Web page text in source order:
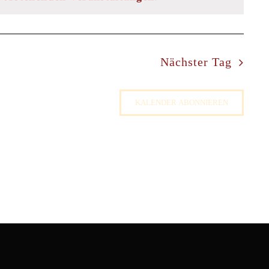
Nächster Tag
KALENDER ABONNIEREN